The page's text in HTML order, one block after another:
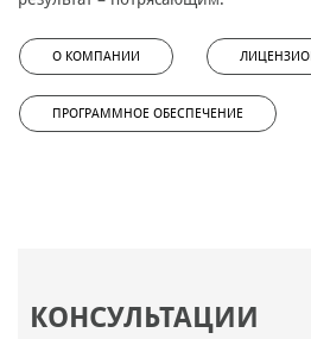
КОНСУЛЬТАЦИИ
О КОМПАНИИ
ПРОГРАММНОЕ ОБЕСПЕЧЕНИЕ